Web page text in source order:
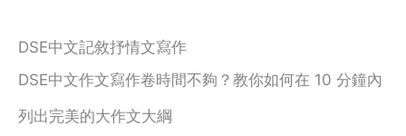
DSE中文記敘抒情文寫作
DSE中文作文寫作卷時間不夠？教你如何在 10 分鐘內
列出完美的大作文大綱